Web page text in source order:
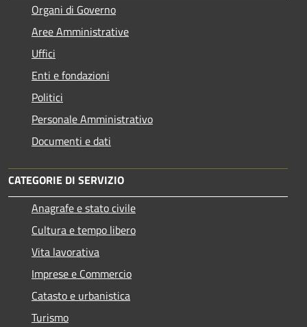
Organi di Governo
Aree Amministrative
Uffici
Enti e fondazioni
Politici
Personale Amministrativo
Documenti e dati
CATEGORIE DI SERVIZIO
Anagrafe e stato civile
Cultura e tempo libero
Vita lavorativa
Imprese e Commercio
Catasto e urbanistica
Turismo